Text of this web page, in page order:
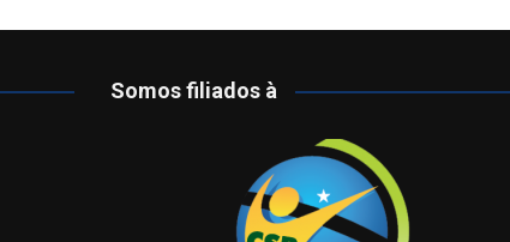
Somos filiados à